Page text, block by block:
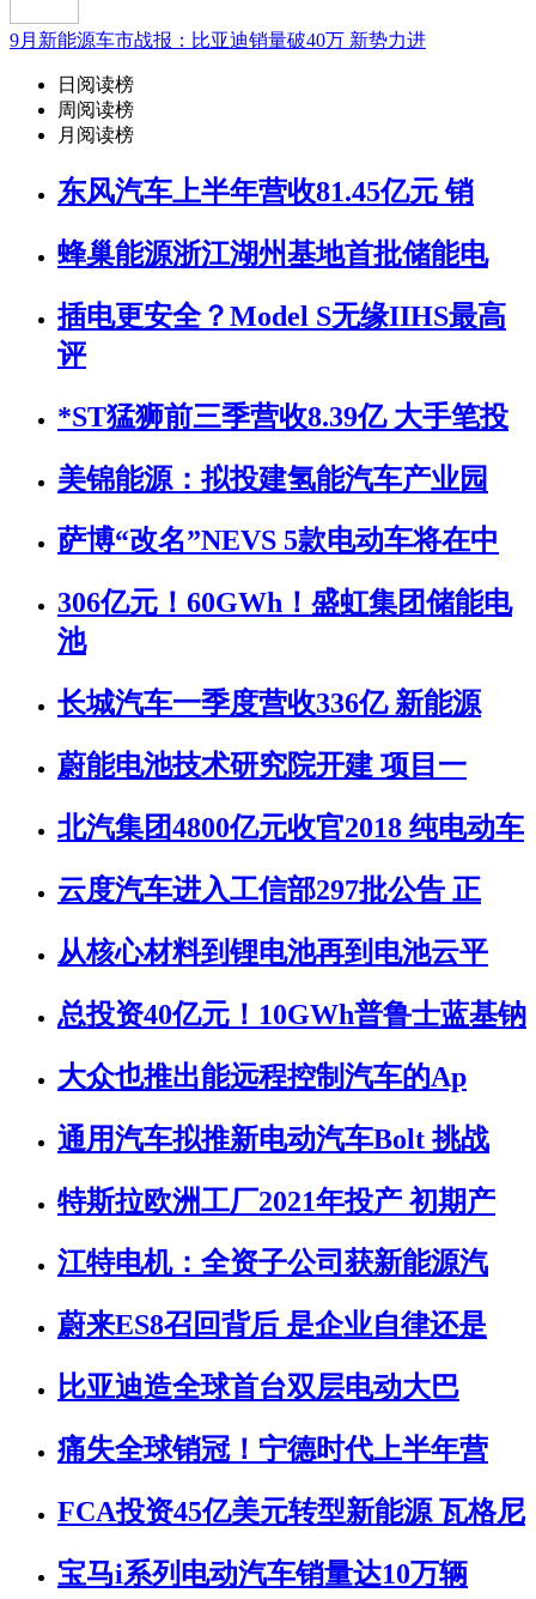
9月新能源车市战报：比亚迪销量破40万 新势力进
日阅读榜
周阅读榜
月阅读榜
东风汽车上半年营收81.45亿元 销
蜂巢能源浙江湖州基地首批储能电
插电更安全？Model S无缘IIHS最高
评
*ST猛狮前三季营收8.39亿 大手笔投
美锦能源：拟投建氢能汽车产业园
萨博“改名”NEVS 5款电动车将在中
306亿元！60GWh！盛虹集团储能电
池
长城汽车一季度营收336亿 新能源
蔚能电池技术研究院开建 项目一
北汽集团4800亿元收官2018 纯电动车
云度汽车进入工信部297批公告 正
从核心材料到锂电池再到电池云平
总投资40亿元！10GWh普鲁士蓝基钠
大众也推出能远程控制汽车的Ap
通用汽车拟推新电动汽车Bolt 挑战
特斯拉欧洲工厂2021年投产 初期产
江特电机：全资子公司获新能源汽
蔚来ES8召回背后 是企业自律还是
比亚迪造全球首台双层电动大巴
痛失全球销冠！宁德时代上半年营
FCA投资45亿美元转型新能源 瓦格尼
宝马i系列电动汽车销量达10万辆